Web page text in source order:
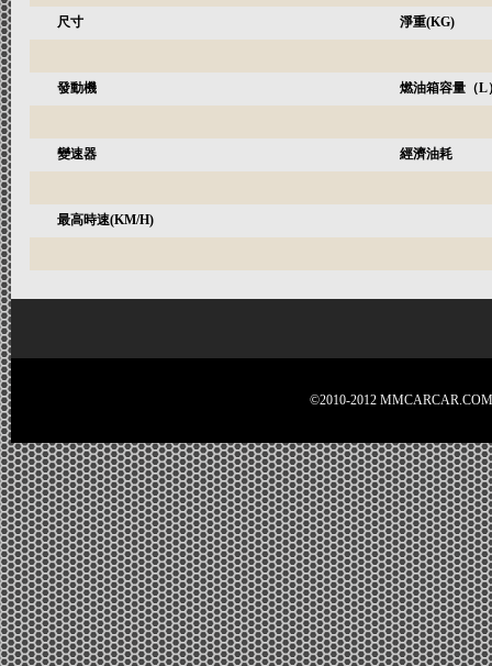
尺寸 淨重(KG)
發動機 燃油箱容量（L
變速器 經濟油耗
最高時速(KM/H)
©2010-2012